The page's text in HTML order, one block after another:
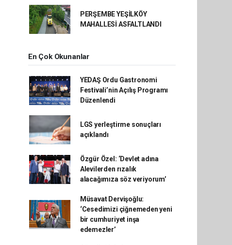
PERŞEMBE YEŞİLKÖY
MAHALLESİ ASFALTLANDI
En Çok Okunanlar
YEDAŞ Ordu Gastronomi
Festivali’nin Açılış Programı
Düzenlendi
LGS yerleştirme sonuçları
açıklandı
Özgür Özel: ‘Devlet adına
Alevilerden rızalık
alacağımıza söz veriyorum’
Müsavat Dervişoğlu:
‘Cesedimizi çiğnemeden yeni
bir cumhuriyet inşa
edemezler’